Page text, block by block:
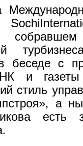
беседе с
и газеты
стиль
а
есть